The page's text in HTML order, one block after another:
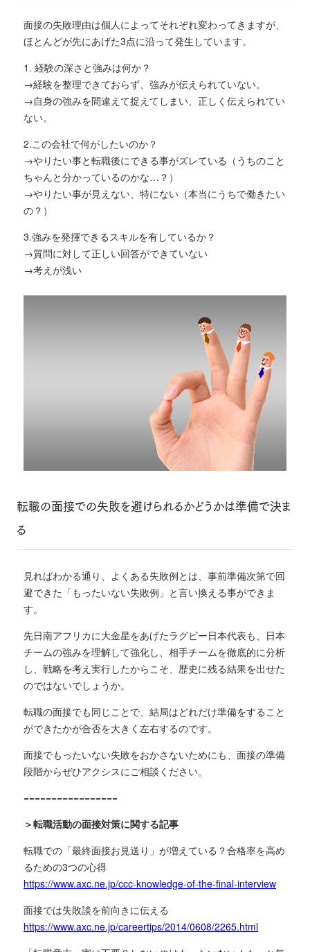
面接の失敗理由は個人によってそれぞれ変わってきますが、
ほとんどが先にあげた3点に沿って発生しています。
1. 経験の深さと強みは何か？
→経験を整理できておらず、強みが伝えられていない。
→自身の強みを間違えて捉えてしまい、正しく伝えられてい
ない。
2.この会社で何がしたいのか？
→やりたい事と転職後にできる事がズレている（うちのこと
ちゃんと分かっているのかな…？）
→やりたい事が見えない、特にない（本当にうちで働きたい
の？）
3.強みを発揮できるスキルを有しているか？
→質問に対して正しい回答ができていない
→考えが浅い
転職の面接での失敗を避けられるかどうかは準備で決ま
る
見ればわかる通り、よくある失敗例とは、事前準備次第で回
避できた「もったいない失敗例」と言い換える事ができま
す。
先日南アフリカに大金星をあげたラグビー日本代表も、日本
チームの強みを理解して強化し、相手チームを徹底的に分析
し、戦略を考え実行したからこそ、歴史に残る結果を出せた
のではないでしょうか。
転職の面接でも同じことで、結局はどれだけ準備をすること
ができたかが合否を大きく左右するのです。
面接でもったいない失敗をおかさないためにも、面接の準備
段階からぜひアクシスにご相談ください。
=================
＞転職活動の面接対策に関する記事
転職での「最終面接お見送り」が増えている？合格率を高め
るための3つの心得
https://www.axc.ne.jp/ccc-knowledge-of-the-final-interview
面接では失敗談を前向きに伝える
https://www.axc.ne.jp/careertips/2014/0608/2265.html